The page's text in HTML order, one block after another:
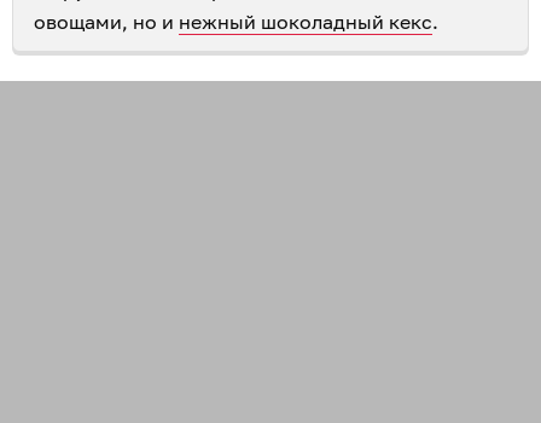
овощами, но и нежный шоколадный кекс.